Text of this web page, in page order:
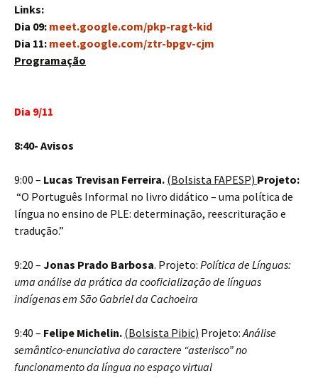
Links:
Dia 09: meet.google.com/pkp-ragt-kid
Dia 11: meet.google.com/ztr-bpgv-cjm
Programação
Dia 9/11
8:40- Avisos
9:00 – Lucas Trevisan Ferreira. (Bolsista FAPESP) Projeto:
“O Português Informal no livro didático – uma política de
língua no ensino de PLE: determinação, reescrituração e
tradução.”
9:20 – Jonas Prado Barbosa. Projeto: Política de Línguas:
uma análise da prática da cooficialização de línguas
indígenas em São Gabriel da Cachoeira
9:40 – Felipe Michelin. (Bolsista Pibic) Projeto:Análise
semântico-enunciativa do caractere “asterisco” no
funcionamento da língua no espaço virtual